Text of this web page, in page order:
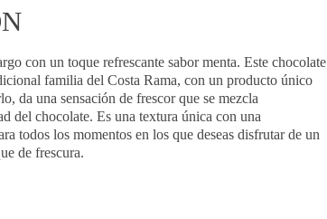
con un toque refrescante sabor menta. Este chocolate
familia del Costa Rama, con un producto único
da una sensación de frescor que se mezcla
del chocolate. Es una textura única con una
todos los momentos en los que deseas disfrutar de un
de frescura.